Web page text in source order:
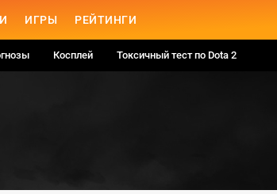
ИГРЫ РЕЙТИНГИ
Косплей Токсичный тест по Dota 2